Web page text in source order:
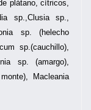
plátano, cítricos,
sp.,Clusia sp.,
sp. (helecho
sp.(cauchillo),
sp. (amargo),
Macleania